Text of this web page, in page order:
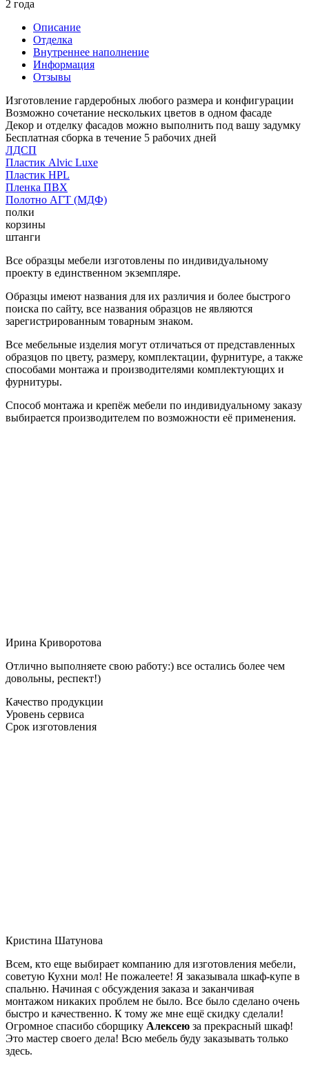
2 года
Описание
Отделка
Внутреннее наполнение
Информация
Отзывы
Изготовление гардеробных любого размера и конфигурации
Возможно сочетание нескольких цветов в одном фасаде
Декор и отделку фасадов можно выполнить под вашу задумку
Бесплатная сборка в течение 5 рабочих дней
ЛДСП
Пластик Alvic Luxe
Пластик HPL
Пленка ПВХ
Полотно АГТ (МДФ)
полки
корзины
штанги
Все образцы мебели изготовлены по индивидуальному
проекту в единственном экземпляре.
Образцы имеют названия для их различия и более быстрого
поиска по сайту, все названия образцов не являются
зарегистрированным товарным знаком.
Все мебельные изделия могут отличаться от представленных
образцов по цвету, размеру, комплектации, фурнитуре, а также
способами монтажа и производителями комплектующих и
фурнитуры.
Способ монтажа и крепёж мебели по индивидуальному заказу
выбирается производителем по возможности её применения.
Ирина Криворотова
Отлично выполняете свою работу:) все остались более чем
довольны, респект!)
Качество продукции
Уровень сервиса
Срок изготовления
Кристина Шатунова
Всем, кто еще выбирает компанию для изготовления мебели,
советую Кухни мол! Не пожалеете! Я заказывала шкаф-купе в
спальню. Начиная с обсуждения заказа и заканчивая
монтажом никаких проблем не было. Все было сделано очень
быстро и качественно. К тому же мне ещё скидку сделали!
Огромное спасибо сборщику Алексею за прекрасный шкаф!
Это мастер своего дела! Всю мебель буду заказывать только
здесь.